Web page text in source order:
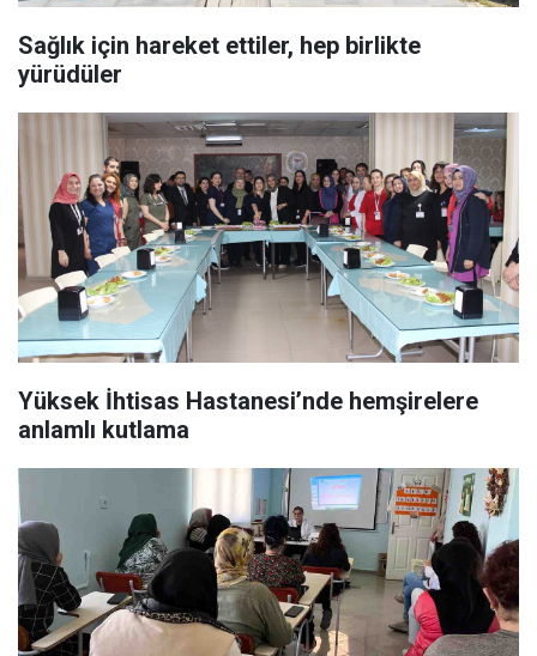
Sağlık için hareket ettiler, hep birlikte
yürüdüler
Yüksek İhtisas Hastanesi’nde hemşirelere
anlamlı kutlama